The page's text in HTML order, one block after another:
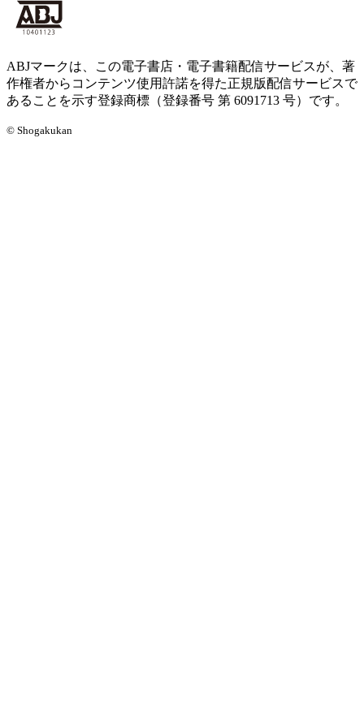
ABJマークは、この電子書店・電子書籍配信サービスが、著
作権者からコンテンツ使用許諾を得た正規版配信サービスで
あることを示す登録商標（登録番号 第 6091713 号）です。
© Shogakukan